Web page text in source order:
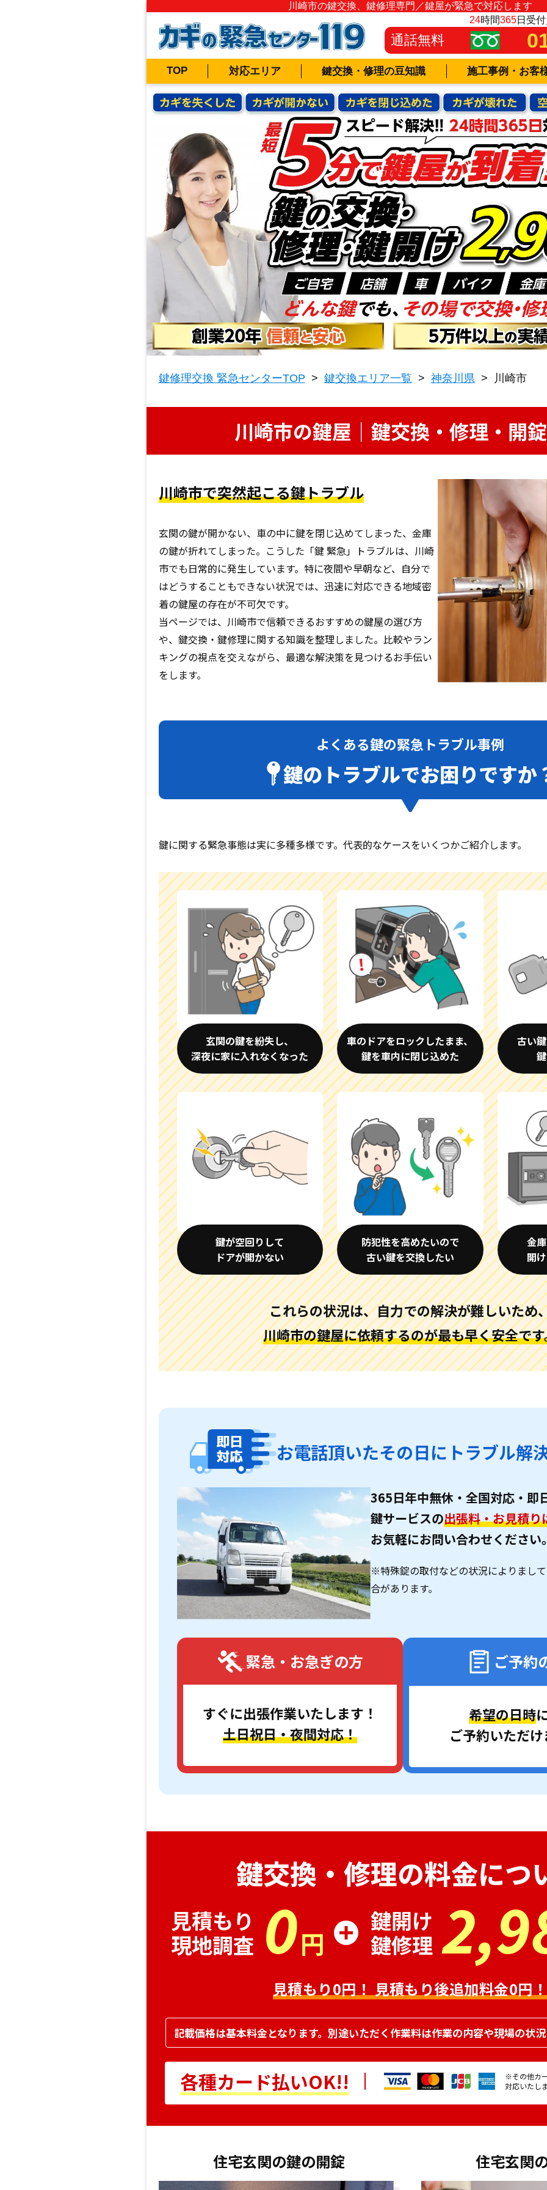
川崎市の鍵交換、鍵修理専門／鍵屋が緊急で対応します
24時間365日受
通話無料
TOP 対応エリア 鍵交換・修理の豆知識 施工事例・お客
鍵修理交換 緊急センターTOP > 鍵交換エリア一覧 > 神奈川県 > 川崎市
川崎市の鍵屋｜鍵交換・修理・開
川崎市で突然起こる鍵トラブル
玄関の鍵が開かない、車の中に鍵を閉じ込めてしまった、金庫
の鍵が折れてしまった――。こうした「鍵 緊急」トラブルは、川崎
市でも日常的に発生しています。特に夜間や早朝など、自分で
はどうすることもできない状況では、迅速に対応できる地域密
着の鍵屋の存在が不可欠です。
当ページでは、川崎市で信頼できるおすすめの鍵屋の選び方
や、鍵交換・鍵修理に関する知識を整理しました。比較やラン
キングの視点を交えながら、最適な解決策を見つけるお手伝い
をします。
よくある鍵の緊急トラブル事例
鍵のトラブルでお困りですか
鍵に関する緊急事態は実に多種多様です。代表的なケースをいくつかご紹介します。
玄関の鍵を紛失し、
深夜に家に入れなくなった
車のドアをロックしたまま、
鍵を車内に閉じ込めた
古い
鍵が空回りして
ドアが開かない
防犯性を高めたいので
古い鍵を交換したい
金
開
これらの状況は、自力での解決が難しいため
川崎市の鍵屋に依頼するのが最も早く安全で
お電話頂いたその日に トラブル解
365日年中無休・全国対応・即
鍵サービスの出張料・お見積り
お気軽にお問い合わせください
※特殊錠の取付などの状況によりまし
合があります。
緊急・お急ぎの方
すぐに出張作業いたします！
土日祝日・夜間対応！
ご予約
希望の日時
ご予約いただ
鍵交換・修理の料金につ
見積もり
現地調査 0円
鍵開け
鍵修理
見積もり0円！ 見積もり後追加料金0円
記載価格は基本料金となります。別途いただく作業料は作業の内容や現場の状
各種カード払いOK!!
※その他カ
対応いたし
住宅玄関の鍵の開錠 住宅玄関